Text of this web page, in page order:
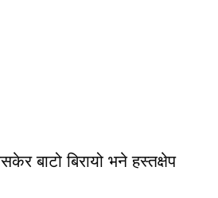
बाटो बिरायो भने हस्तक्षेप